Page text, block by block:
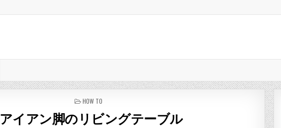
POSTED IN
HOW TO
アイアン脚のリビングテーブル